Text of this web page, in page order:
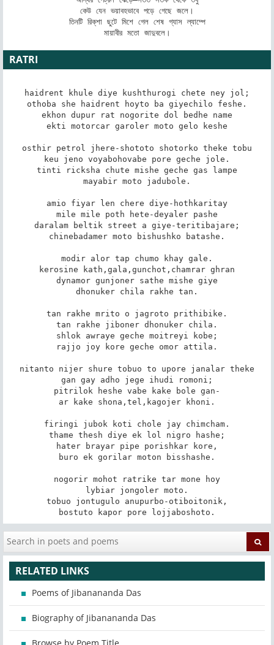
কেউ যেন ভয়াবহভাবে পড়ে গেছে জলে।
তিনটি রিক্‌শা ছুটে মিশে গেল শেষ গ্যাস ল্যাম্পে
মায়াবীর মতো জাদুবলে।
RATRI
haidrent khule diye kushthurogi chete ney jol;
othoba she haidrent hoyto ba giyechilo feshe.
ekhon dupur rat nogorite dol bedhe name
ekti motorcar garoler moto gelo keshe
osthir petrol jhere-shototo shotorko theke tobu
keu jeno voyabohovabe pore geche jole.
tinti ricksha chute mishe geche gas lampe
mayabir moto jadubole.
amio fiyar len chere diye-hothkaritay
mile mile poth hete-deyaler pashe
daralam beltik street a giye-teritibajare;
chinebadamer moto bishushko batashe.
modir alor tap chumo khay gale.
kerosine kath,gala,gunchot,chamrar ghran
dynamor gunjoner sathe mishe giye
dhonuker chila rakhe tan.
tan rakhe mrito o jagroto prithibike.
tan rakhe jiboner dhonuker chila.
shlok awraye geche moitreyi kobe;
rajjo joy kore geche omor attila.
nitanto nijer shure tobuo to upore janalar theke
gan gay adho jege ihudi romoni;
pitrilok heshe vabe kake bole gan-
ar kake shona,tel,kagojer khoni.
firingi jubok koti chole jay chimcham.
thame thesh diye ek lol nigro hashe;
hater brayar pipe porishkar kore,
buro ek gorilar moton bisshashe.
nogorir mohot ratrike tar mone hoy
lybiar jongoler moto.
tobuo jontugulo anupurbo-otiboitonik,
bostuto kapor pore lojjaboshoto.
RELATED LINKS
Poems of Jibanananda Das
Biography of Jibanananda Das